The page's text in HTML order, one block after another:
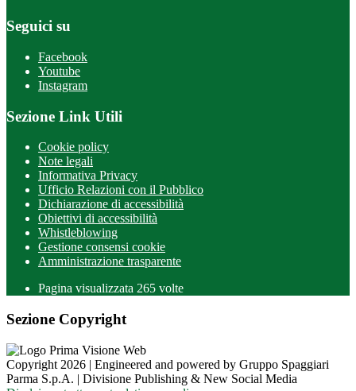
Seguici su
Facebook
Youtube
Instagram
Sezione Link Utili
Cookie policy
Note legali
Informativa Privacy
Ufficio Relazioni con il Pubblico
Dichiarazione di accessibilità
Obiettivi di accessibilità
Whistleblowing
Gestione consensi cookie
Amministrazione trasparente
Pagina visualizzata 265 volte
Sezione Copyright
Copyright 2026 | Engineered and powered by Gruppo Spaggiari
Parma S.p.A. | Divisione Publishing & New Social Media